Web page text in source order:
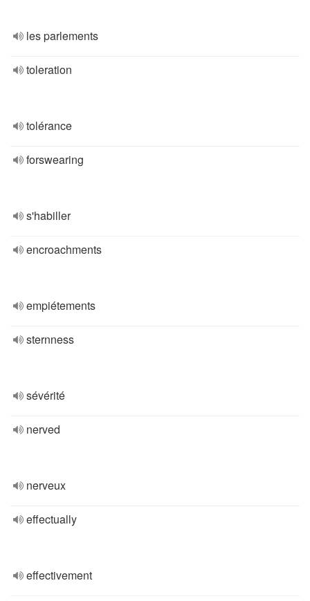
les parlements
toleration
tolérance
forswearing
s'habiller
encroachments
empiétements
sternness
sévérité
nerved
nerveux
effectually
effectivement